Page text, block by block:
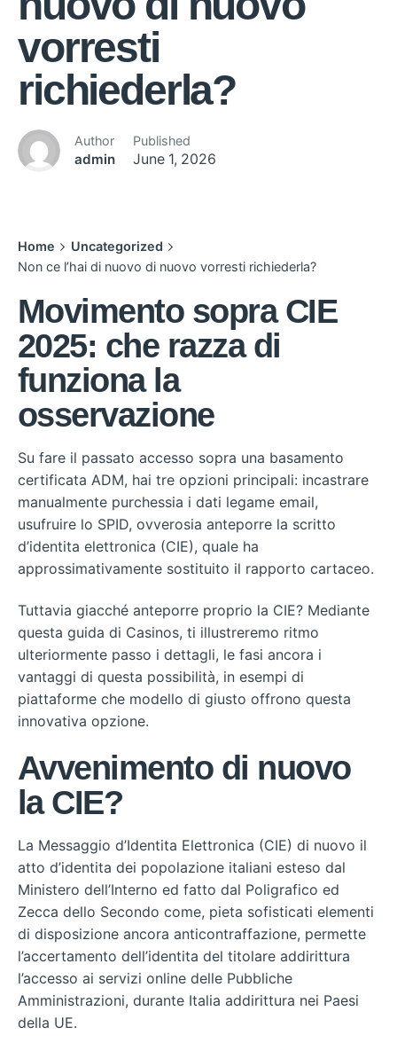
vorresti
richiederla?
Author
admin
Published
June 1, 2026
Home
Uncategorized
Non ce l’hai di nuovo di nuovo vorresti richiederla?
Movimento sopra CIE
2025: che razza di
funziona la
osservazione
Su fare il passato accesso sopra una basamento
certificata ADM, hai tre opzioni principali: incastrare
manualmente purchessia i dati legame email,
usufruire lo SPID, ovverosia anteporre la scritto
d’identita elettronica (CIE), quale ha
approssimativamente sostituito il rapporto cartaceo.
Tuttavia giacché anteporre proprio la CIE? Mediante
questa guida di Casinos, ti illustreremo ritmo
ulteriormente passo i dettagli, le fasi ancora i
vantaggi di questa possibilità, in esempi di
piattaforme che modello di giusto offrono questa
innovativa opzione.
Avvenimento di nuovo
la CIE?
La Messaggio d’Identita Elettronica (CIE) di nuovo il
atto d’identita dei popolazione italiani esteso dal
Ministero dell’Interno ed fatto dal Poligrafico ed
Zecca dello Secondo come, pieta sofisticati elementi
di disposizione ancora anticontraffazione, permette
l’accertamento dell’identita del titolare addirittura
l’accesso ai servizi online delle Pubbliche
Amministrazioni, durante Italia addirittura nei Paesi
della UE.